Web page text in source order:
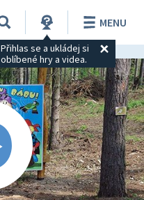
Přihlas se a ukládej si
oblíbené hry a videa.
MENU